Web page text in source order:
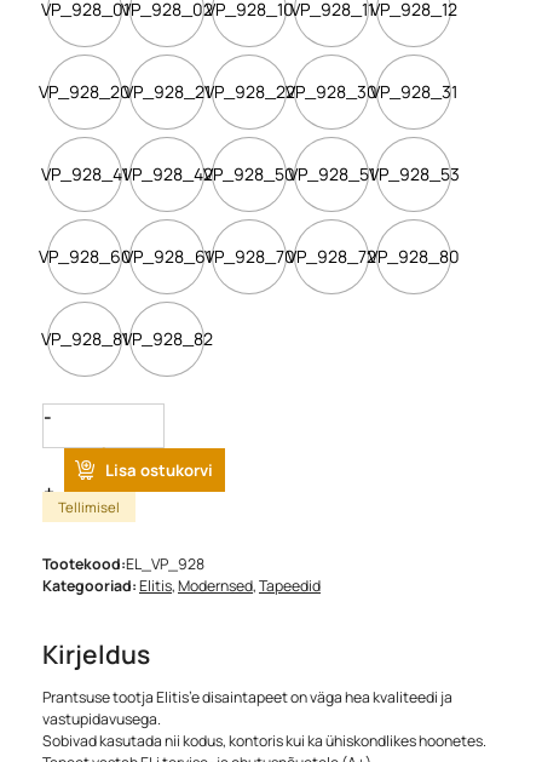
VP_928_01VP_928_02VP_928_10VP_928_11VP_928_12
VP_928_20VP_928_21VP_928_22VP_928_30VP_928_31
VP_928_41VP_928_42VP_928_50VP_928_51VP_928_53
VP_928_60VP_928_61VP_928_70VP_928_72VP_928_80
VP_928_81VP_928_82
Quantity
Lisa ostukorvi
Tellimisel
Tootekood:EL_VP_928
Kategooriad:Elitis,Modernsed,Tapeedid
Kirjeldus
Prantsuse tootja Elitis’e disaintapeet on väga hea kvaliteedi ja
vastupidavusega.
Sobivad kasutada nii kodus, kontoris kui ka ühiskondlikes hoonetes.